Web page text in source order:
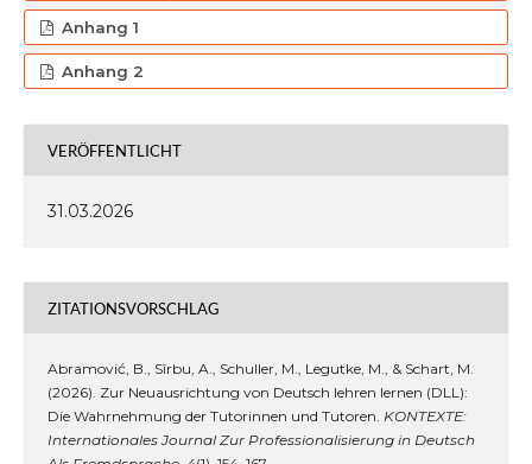
Anhang 1
Anhang 2
VERÖFFENTLICHT
31.03.2026
ZITATIONSVORSCHLAG
Abramović, B., Sîrbu, A., Schuller, M., Legutke, M., & Schart, M.
(2026). Zur Neuausrichtung von Deutsch lehren lernen (DLL):
Die Wahrnehmung der Tutorinnen und Tutoren. KONTEXTE:
Internationales Journal Zur Professionalisierung in Deutsch